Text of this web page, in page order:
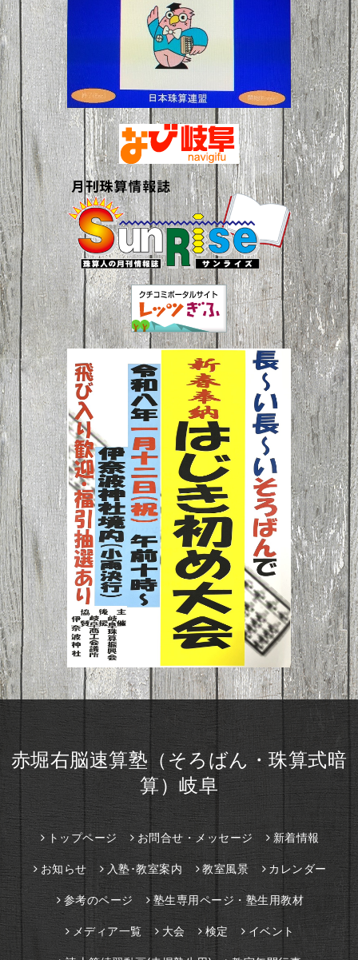
赤堀右脳速算塾（そろばん・珠算式暗
算）岐阜
トップページ お問合せ・メッセージ 新着情報
お知らせ 入塾･教室案内 教室風景 カレンダー
参考のページ 塾生専用ページ・塾生用教材
メディア一覧 大会 検定 イベント